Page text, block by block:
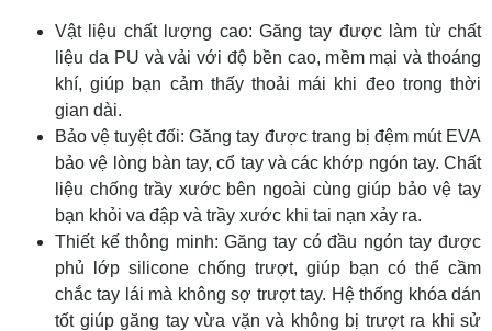
Vật liệu chất lượng cao: Găng tay được làm từ chất
liệu da PU và vải với độ bền cao, mềm mại và thoáng
khí, giúp bạn cảm thấy thoải mái khi đeo trong thời
gian dài.
Bảo vệ tuyệt đối: Găng tay được trang bị đệm mút EVA
bảo vệ lòng bàn tay, cổ tay và các khớp ngón tay. Chất
liệu chống trầy xước bên ngoài cùng giúp bảo vệ tay
bạn khỏi va đập và trầy xước khi tai nạn xảy ra.
Thiết kế thông minh: Găng tay có đầu ngón tay được
phủ lớp silicone chống trượt, giúp bạn có thể cầm
chắc tay lái mà không sợ trượt tay. Hệ thống khóa dán
tốt giúp găng tay vừa vặn và không bị trượt ra khi sử